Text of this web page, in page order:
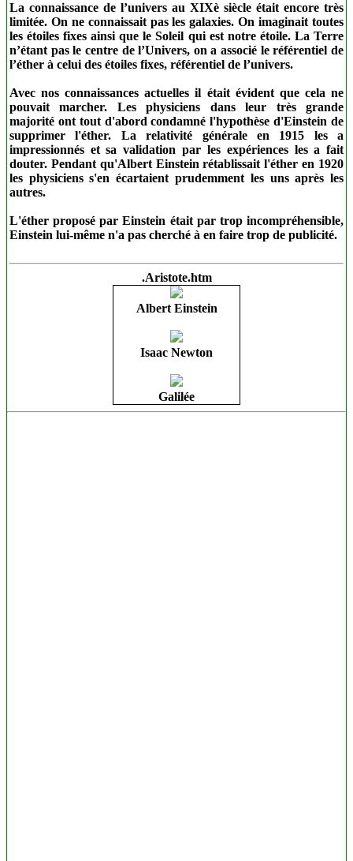
La connaissance de l’univers au XIXè siècle était encore très
limitée. On ne connaissait pas les galaxies. On imaginait toutes
les étoiles fixes ainsi que le Soleil qui est notre étoile. La Terre
n’étant pas le centre de l’Univers, on a associé le référentiel de
l’éther à celui des étoiles fixes, référentiel de l’univers.
Avec nos connaissances actuelles il était évident que cela ne
pouvait marcher. Les physiciens dans leur très grande
majorité ont tout d'abord condamné l'hypothèse d'Einstein de
supprimer l'éther. La relativité générale en 1915 les a
impressionnés et sa validation par les expériences les a fait
douter. Pendant qu'Albert Einstein rétablissait l'éther en 1920
les physiciens s'en écartaient prudemment les uns après les
autres.
L'éther proposé par Einstein était par trop incompréhensible,
Einstein lui-même n'a pas cherché à en faire trop de publicité.
.Aristote.htm
Albert Einstein
Isaac Newton
Galilée